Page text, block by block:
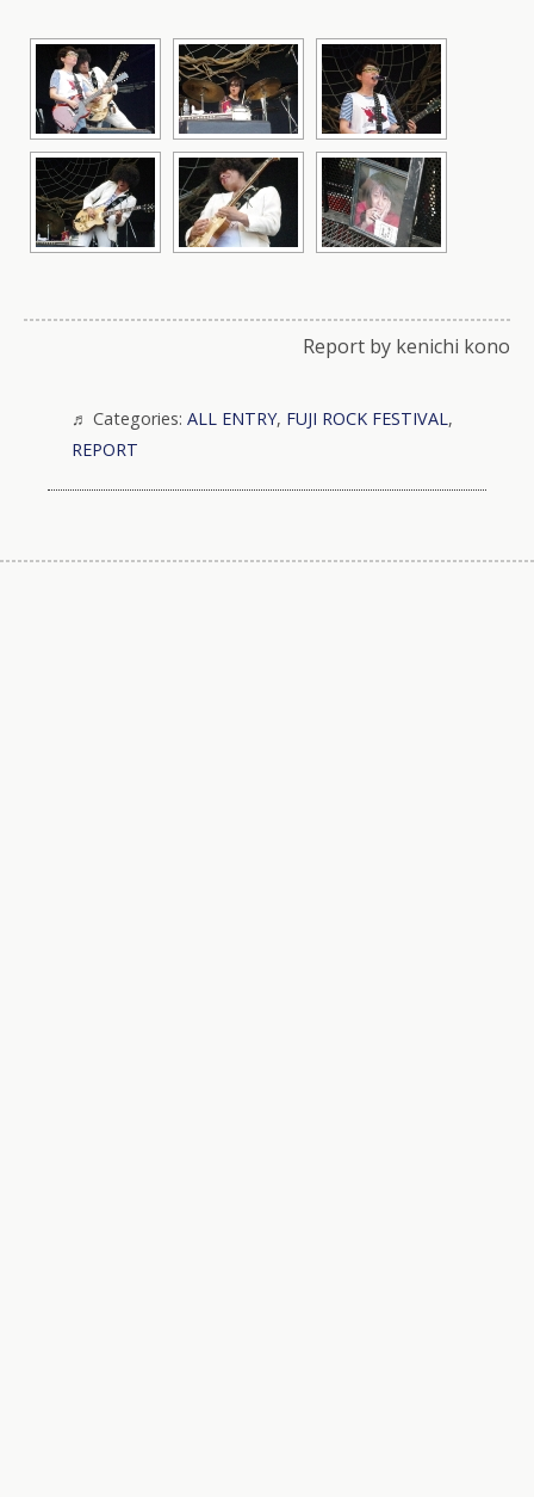
Report by kenichi kono
Categories: ALL ENTRY, FUJI ROCK FESTIVAL,
REPORT